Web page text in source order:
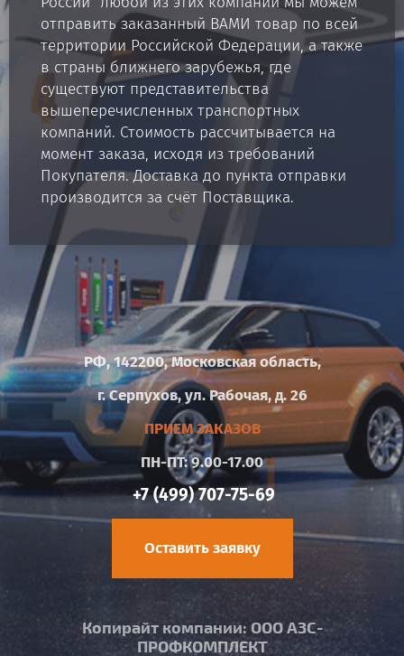
отправить заказанный ВАМИ товар по всей
территории Российской Федерации, а также
в страны ближнего зарубежья, где
существуют представительства
вышеперечисленных транспортных
компаний. Стоимость рассчитывается на
момент заказа, исходя из требований
Покупателя. Доставка до пункта отправки
производится за счёт Поставщика.
Копирайт компании: ООО АЗС-
ПРОФКОМПЛЕКТ
РФ, 142200, Московская область,
г. Серпухов, ул. Рабочая, д. 26
ПРИЕМ ЗАКАЗОВ
ПН-ПТ: 9.00-17.00
+7 (499) 707-75-69
Оставить заявку